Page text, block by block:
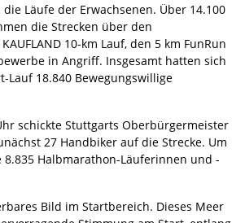
Läufe der Erwachsenen. Über 14.100
die Strecken über den
10-km Lauf, den 5 km FunRun
in Angriff. Insgesamt hatten sich
Lauf 18.840 Bewegungswillige
schickte Stuttgarts Oberbürgermeister
27 Handbiker auf die Strecke. Um
8.835 Halbmarathon-Läuferinnen und -
Bild im Startbereich. Dieses Meer